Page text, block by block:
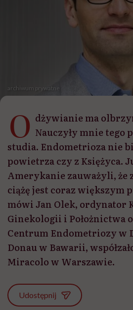
archiwum prywatne
O dżywianie ma
Nauczyły mnie tego
studia. Endometrioza nie
powietrza czy z Księżyca.
Amerykanie zauważyli, że
ciążę jest coraz większym
mówi Jan Olek, ordynator
Ginekologii i Położnictwa
Centrum Endometriozy w
Donau w Bawarii,
Miracolo w Warszawie.
Udostępnij